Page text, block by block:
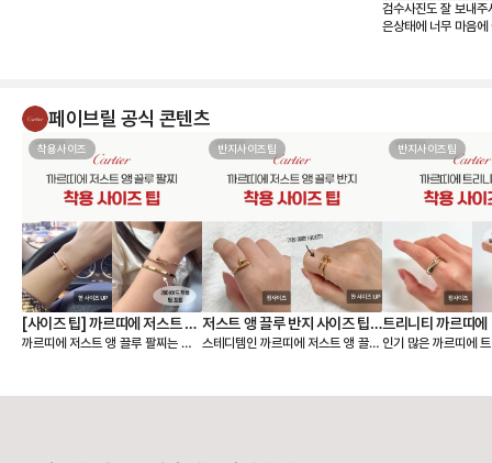
검수사진도 잘 보내주
은상태에 너무 마음에
페이브릴 공식 콘텐츠
착용사이즈
[사이즈 팁] 까르띠에 저스트 앵
끌루 팔찌, 여리여리 핏은 이렇
까르띠에 저스트 앵 끌루 팔찌는 얇
손목에 밀착되는 디자인이라, 사이즈
반지사이즈팁
저스트 앵 끌루 반지 사이즈 팁,
착샷
스테디템인 까르띠에 저스트 앵 끌루
은 못을 굽혀 만든 형태가 특징이라
반지사이즈팁
트리니티 까르띠에
팁, 착샷
인기 많은 까르띠에
우골드, 화이트골드,